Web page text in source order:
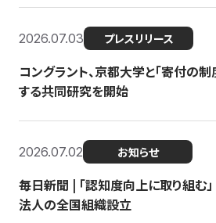
2026.07.03 プレスリリース
コングラント、京都大学と「寄付の
する共同研究を開始
2026.07.02 お知らせ
毎日新聞 | 「認知度向上に取り組む
法人の全国組織設立